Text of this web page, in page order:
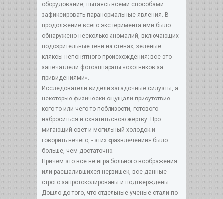
оборудование, пытаясь всеми способами
зафиксировать паранормальные явления. В
продолжение всего эксперимента ими было
обнаружено несколько аномалий, включающих
подозрительные тени на стенах, зеленые
кляксы непонятного происхождения; все это
запечатлели фотоаппараты «охотников за
привидениями».
Исследователи видели загадочные силуэты, а
некоторые физически ощущали присутствие
кого-то или чего-то поблизости, готового
наброситься и схватить свою жертву. Про
мигающий свет и могильный холодок и
говорить нечего, - этих «развлечений» было
больше, чем достаточно.
Причем это все не игра больного воображения
или расшалившихся нервишек, все данные
строго запротоколированы и подтверждены.
Дошло до того, что отдельные ученые стали по-